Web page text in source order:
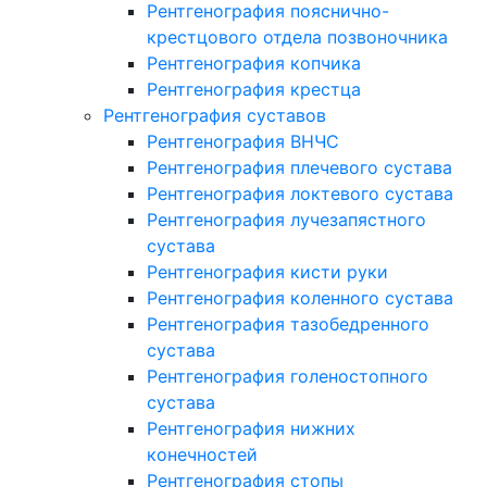
Рентгенография пояснично-
крестцового отдела позвоночника
Рентгенография копчика
Рентгенография крестца
Рентгенография суставов
Рентгенография ВНЧС
Рентгенография плечевого сустава
Рентгенография локтевого сустава
Рентгенография лучезапястного
сустава
Рентгенография кисти руки
Рентгенография коленного сустава
Рентгенография тазобедренного
сустава
Рентгенография голеностопного
сустава
Рентгенография нижних
конечностей
Рентгенография стопы